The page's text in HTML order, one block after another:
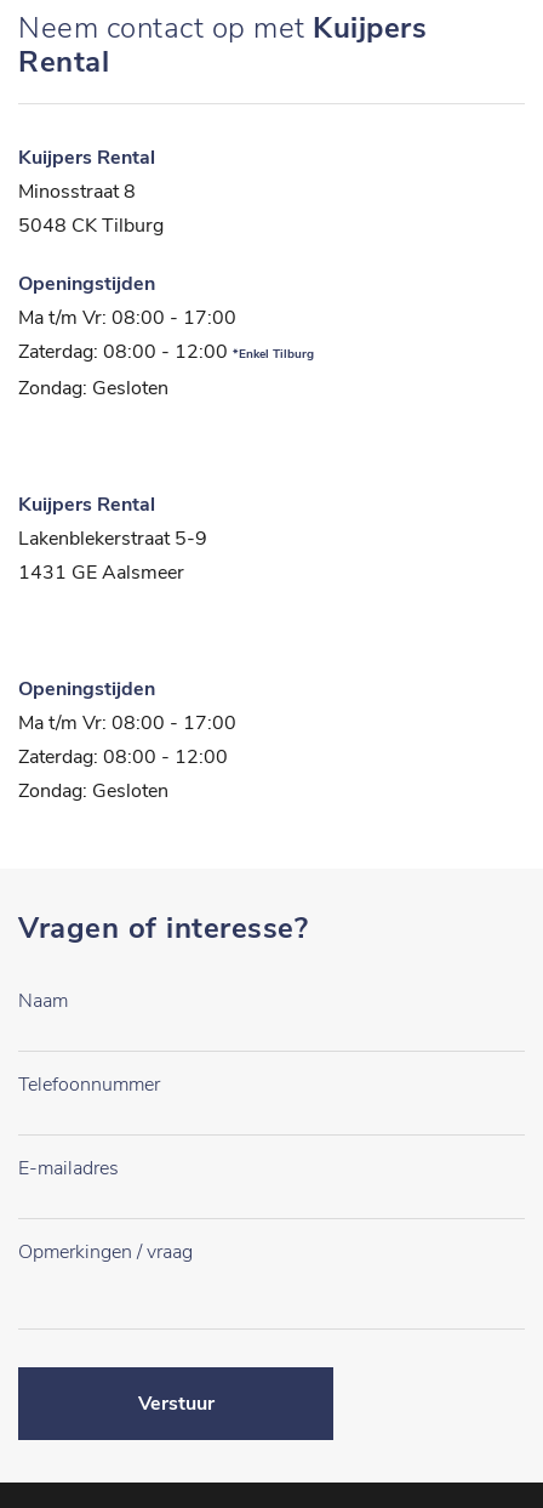
Neem contact op met Kuijpers
Rental
Kuijpers Rental
Minosstraat 8
5048 CK Tilburg
Openingstijden
Ma t/m Vr: 08:00 - 17:00
Zaterdag: 08:00 - 12:00 *Enkel Tilburg
Zondag: Gesloten
Kuijpers Rental
Lakenblekerstraat 5-9
1431 GE Aalsmeer
Openingstijden
Ma t/m Vr: 08:00 - 17:00
Zaterdag: 08:00 - 12:00
Zondag: Gesloten
Vragen of interesse?
Verstuur